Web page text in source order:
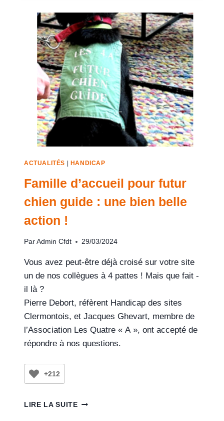
ACTUALITÉS | HANDICAP
Famille d’accueil pour futur
chien guide : une bien belle
action !
Par Admin Cfdt 29/03/2024
Vous avez peut-être déjà croisé sur votre site
un de nos collègues à 4 pattes ! Mais que fait -
il là ?
Pierre Debort, réfèrent Handicap des sites
Clermontois, et Jacques Ghevart, membre de
l’Association Les Quatre « A », ont accepté de
répondre à nos questions.
+212
LIRE LA SUITE